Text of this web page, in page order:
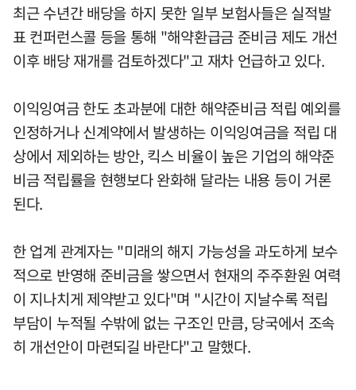
최근 수년간 배당을 하지 못한 일부 보험사들은 실적발
표 컨퍼런스콜 등을 통해 "해약환급금 준비금 제도 개선
이후 배당 재개를 검토하겠다"고 재차 언급하고 있다.
이익잉여금 한도 초과분에 대한 해약준비금 적립 예외를
인정하거나 신계약에서 발생하는 이익잉여금을 적립 대
상에서 제외하는 방안, 킥스 비율이 높은 기업의 해약준
비금 적립률을 현행보다 완화해 달라는 내용 등이 거론
된다.
한 업계 관계자는 "미래의 해지 가능성을 과도하게 보수
적으로 반영해 준비금을 쌓으면서 현재의 주주환원 여력
이 지나치게 제약받고 있다"며 "시간이 지날수록 적립
부담이 누적될 수밖에 없는 구조인 만큼, 당국에서 조속
히 개선안이 마련되길 바란다"고 말했다.